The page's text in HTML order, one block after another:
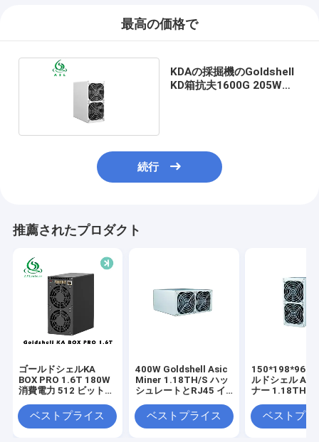
最高の価格で
KDAの採掘機のGoldshell
KD箱抗夫1600G 205W
続行
推薦されたプロダクト
ゴールドシェルKA
BOX PRO 1.6T 180W
消費電力 512 ビットメ
ベストプライス
400W Goldshell Asic
Miner 1.18TH/S ハッ
シュレートとRJ45 イ
ネットワーク
ベストプライス
150*198*96
ルドシェル
ナー 1.18TH/S
ベストプラ